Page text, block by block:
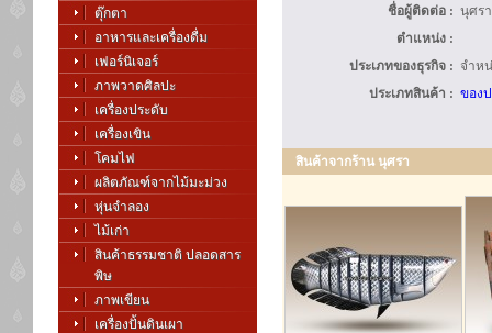
ตุ๊กตา
อาหารและเครื่องดื่ม
เฟอร์นิเจอร์
ภาพวาดศิลปะ
เครื่องประดับ
เครื่องเขิน
โคมไฟ
ผลิตภัณฑ์จากไม้มะม่วง
หุ่นจำลอง
ไม้เก่า
สินค้าธรรมชาติ ปลอดสาร
พิษ
ภาพเขียน
เครื่องปั้นดินเผา
ชื่อผู้ติดต่อ : นุศร
ตำแหน่ง :
ประเภทของธุรกิจ : จำห
ประเภทสินค้า : ของ
สินค้าจากร้าน นุศรา